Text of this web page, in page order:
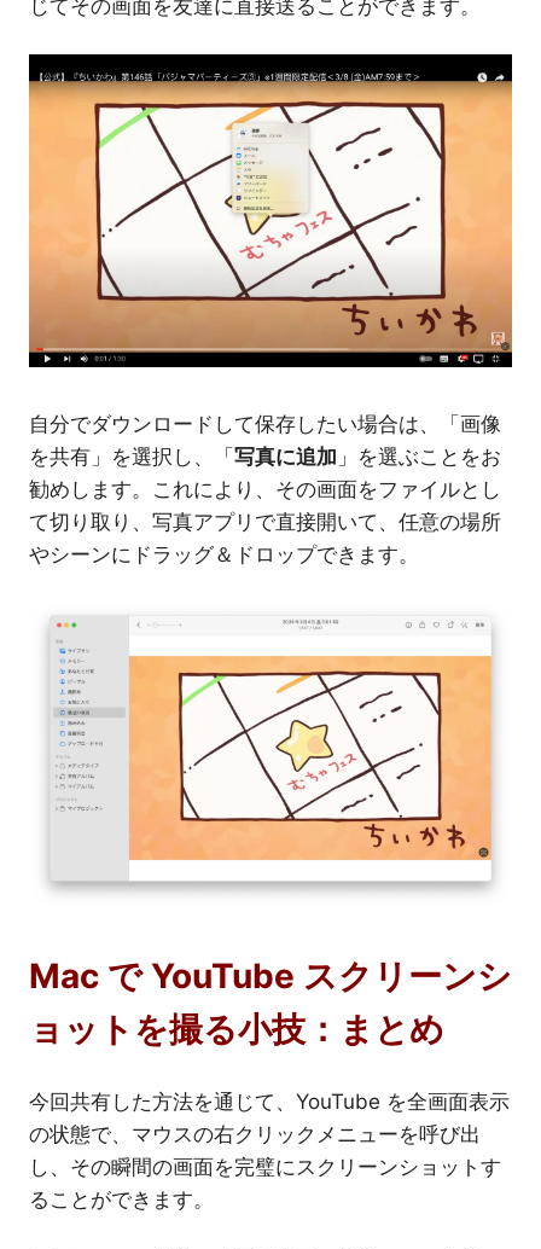
じてその画面を友達に直接送ることができます。
自分でダウンロードして保存したい場合は、「画像
を共有」を選択し、「写真に追加 」を選ぶことをお
勧めします。これにより、その画面をファイルとし
て切り取り、写真アプリで直接開いて、任意の場所
やシーンにドラッグ＆ドロップできます。
Mac で YouTube スクリーンシ
ョットを撮る小技：まとめ
今回共有した方法を通じて、YouTube を全画面表示
の状態で、マウスの右クリックメニューを呼び出
し、その瞬間の画面を完璧にスクリーンショットす
ることができます。